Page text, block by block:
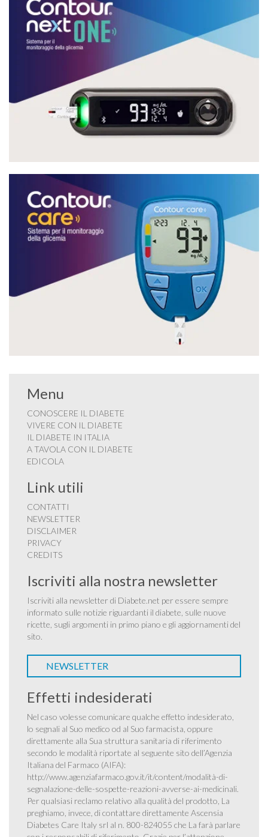
Menu
CONOSCERE IL DIABETE
VIVERE CON IL DIABETE
IL DIABETE IN ITALIA
A TAVOLA CON IL DIABETE
EDICOLA
Link utili
CONTATTI
NEWSLETTER
DISCLAIMER
PRIVACY
CREDITS
Iscriviti alla nostra newsletter
Iscriviti alla newsletter di Diabete.net per essere sempre
informato sulle notizie riguardanti il diabete, sulle nuove
ricette, sugli argomenti in primo piano e gli aggiornamenti del
sito.
NEWSLETTER
Effetti indesiderati
Nel caso volesse comunicare qualche effetto indesiderato,
lo segnali al Suo medico od al Suo farmacista, oppure
direttamente alla Sua struttura sanitaria di riferimento
secondo le modalità riportate al seguente sito dell’Agenzia
Italiana del Farmaco (AIFA):
http://www.agenziafarmaco.gov.it/it/content/modalità-di-
segnalazione-delle-sospette-reazioni-avverse-ai-medicinali.
Per qualsiasi reclamo relativo alla qualità del prodotto, La
preghiamo, invece, di contattare direttamente Ascensia
Diabetes Care Italy srl al n. 800-824055 che La farà parlare